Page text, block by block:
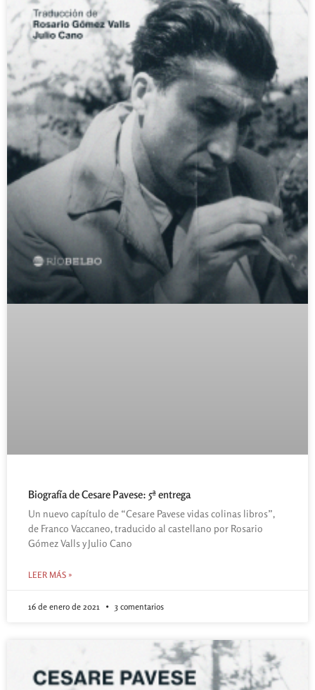
Biografía de Cesare Pavese: 5ª entrega
Un nuevo capítulo de “Cesare Pavese vidas colinas libros”,
de Franco Vaccaneo, traducido al castellano por Rosario
Gómez Valls y Julio Cano
LEER MÁS »
16 de enero de 2021 3 comentarios